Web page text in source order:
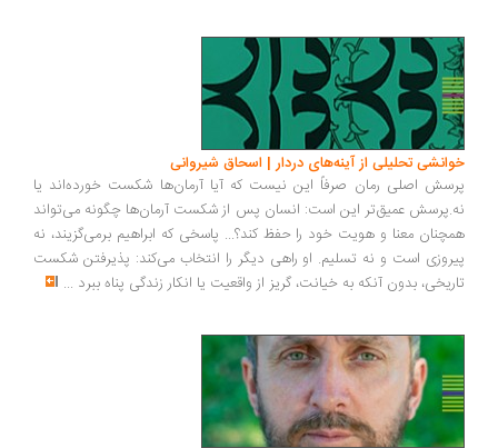
تحلیلی از آینه‌های دردار | اسحاق شیروانی
اصلی رمان صرفاً این نیست که آیا آرمان‌ها شکست خورده‌اند یا
عمیق‌تر این است: انسان پس از شکست آرمان‌ها چگونه می‌تواند
معنا و هویت خود را حفظ کند؟... پاسخی که ابراهیم برمی‌گزیند، نه
است و نه تسلیم. او راهی دیگر را انتخاب می‌کند: پذیرفتن شکست
بدون آنکه به خیانت، گریز از واقعیت یا انکار زندگی پناه ببرد...